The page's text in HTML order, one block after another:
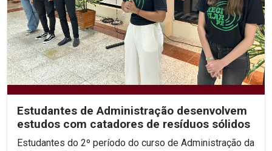
Estudantes de Administração desenvolvem
estudos com catadores de resíduos sólidos
Estudantes do 2º período do curso de Administração da